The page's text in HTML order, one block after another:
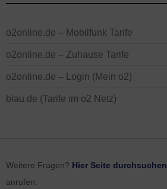
o2online.de – Mobilfunk Tarife
o2online.de – Zuhause Tarife
o2online.de – Login (Mein o2)
blau.de (Tarife im o2 Netz)
Weitere Fragen? Hier Seite durchsuchen
anrufen.